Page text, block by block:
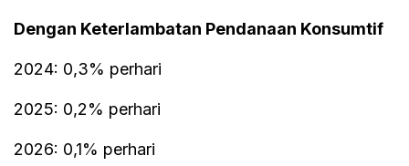
Dengan Keterlambatan Pendanaan Konsumtif
2024: 0,3% perhari
2025: 0,2% perhari
2026: 0,1% perhari